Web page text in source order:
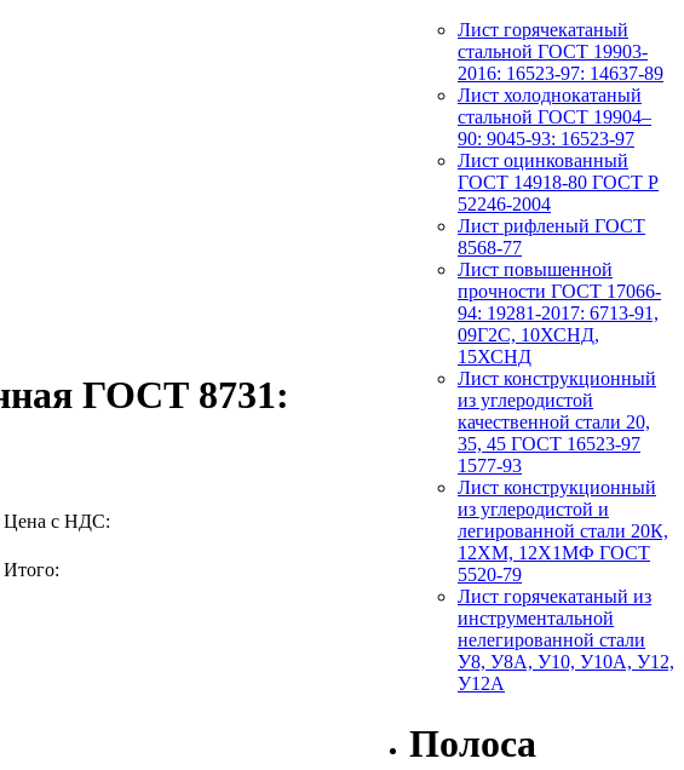
ГОСТ 8731:
Цена с НДС:
Итого:
Лист горячекатаный
стальной ГОСТ 19903-
2016: 16523-97: 14637-89
Лист холоднокатаный
стальной ГОСТ 19904–
90: 9045-93: 16523-97
Лист оцинкованный
ГОСТ 14918-80 ГОСТ Р
52246-2004
Лист рифленый ГОСТ
8568-77
Лист повышенной
прочности ГОСТ 17066-
94: 19281-2017: 6713-91,
09Г2С, 10ХСНД,
15ХСНД
Лист конструкционный
из углеродистой
качественной стали 20,
35, 45 ГОСТ 16523-97
1577-93
Лист конструкционный
из углеродистой и
легированной стали 20К,
12ХМ, 12Х1МФ ГОСТ
5520-79
Лист горячекатаный из
инструментальной
нелегированной стали
У8, У8А, У10, У10А, У12,
У12А
Полоса